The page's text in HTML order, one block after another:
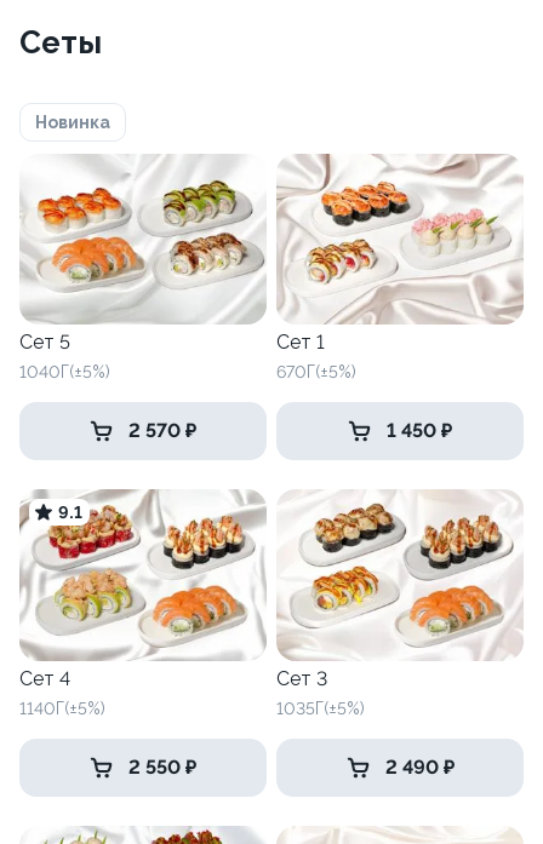
Сеты
Новинка
Сет 5
1040Г(±5%)
2 570 ₽
Сет 1
670Г(±5%)
1 450 ₽
9.1
Сет 4
1140Г(±5%)
2 550 ₽
Сет 3
1035Г(±5%)
2 490 ₽